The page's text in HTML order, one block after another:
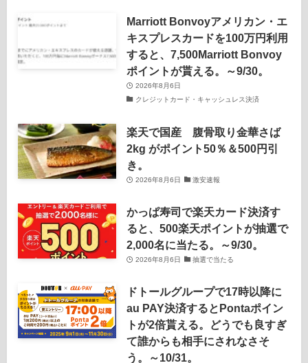
Marriott Bonvoyアメリカン・エ
キスプレスカードを100万円利用
すると、7,500Marriott Bonvoy
ポイントが貰える。～9/30。
2026年8月6日
クレジットカード・キャッシュレス決済
楽天で国産 腹骨取り金華さば
2kg がポイント50％＆500円引
き。
2026年8月6日 激安速報
かっぱ寿司で楽天カード決済す
ると、500楽天ポイントが抽選で
2,000名に当たる。～9/30。
2026年8月6日 抽選で当たる
ドトールグループで17時以降に
au PAY決済するとPontaポイン
トが2倍貰える。どうでも良すぎ
て誰からも相手にされなさそ
う。～10/31。